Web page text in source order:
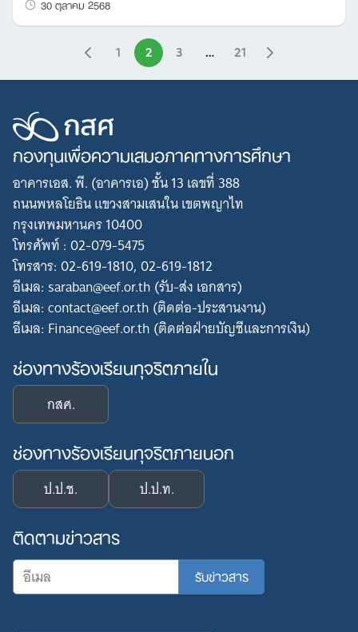
1 2 3 … 21
กองทุนเพื่อความเสมอภาคทางการศึกษา
อาคารเอส. พี. (อาคารเอ) ชั้น 13 เลขที่ 388
ถนนพหลโยธิน แขวงสามเสนใน เขตพญาไท
กรุงเทพมหานคร 10400
โทรศัพท์ : 02-079-5475
โทรสาร: 02-619-1810, 02-619-1812
อีเมล: saraban@eef.or.th (รับ-ส่ง เอกสาร)
อีเมล: contact@eef.or.th (ติดต่อ-ประสานงาน)
อีเมล: Finance@eef.or.th (ติดต่อฝ่ายบัญชีและการเงิน)
ช่องทางร้องเรียนทุจริตภายใน
กสศ.
ช่องทางร้องเรียนทุจริตภายนอก
ป.ป.ช. ป.ป.ท.
ติดตามข่าวสาร